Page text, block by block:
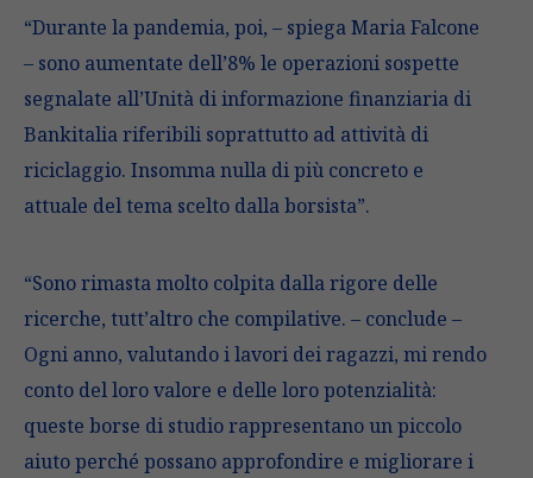
“Durante la pandemia, poi, – spiega Maria Falcone
– sono aumentate dell’8% le operazioni sospette
segnalate all’Unità di informazione finanziaria di
Bankitalia riferibili soprattutto ad attività di
riciclaggio. Insomma nulla di più concreto e
attuale del tema scelto dalla borsista”.
“Sono rimasta molto colpita dalla rigore delle
ricerche, tutt’altro che compilative. – conclude –
Ogni anno, valutando i lavori dei ragazzi, mi rendo
conto del loro valore e delle loro potenzialità:
queste borse di studio rappresentano un piccolo
aiuto perché possano approfondire e migliorare i